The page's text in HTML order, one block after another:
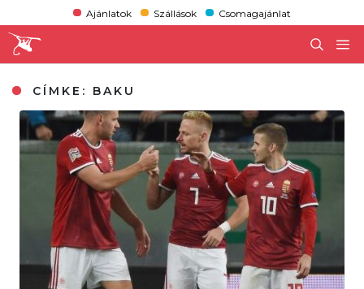
Ajánlatok Szállások Csomagajánlat
CÍMKE: BAKU